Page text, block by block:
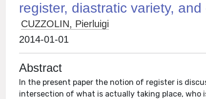
register, diastratic variety,
CUZZOLIN, Pierluigi
2014-01-01
Abstract
In the present paper the notion of register is
intersection of what is actually taking place, who